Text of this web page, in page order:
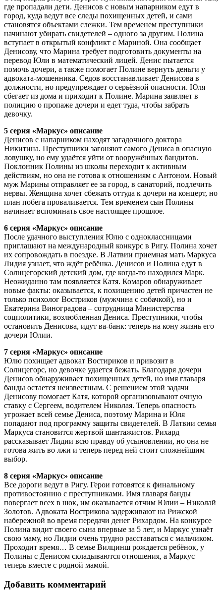
где пропадали дети. Денисов с новым напарником едут в
город, куда ведут все следы похищенных детей, и сами
становятся объектами слежки. Тем временем преступники
начинают убирать свидетелей – одного за другим. Полина
вступает в открытый конфликт с Мариной. Она сообщает
Денисову, что Марина требует подготовить документы на
перевод Юли в математический лицей. Денис пытается
помочь дочери, а также помогает Полине вернуть деньги у
адвоката-мошенника. Седов восстанавливает Денисова в
должности, но предупреждает о серьёзной опасности. Юля
сбегает из дома и приходит к Полине. Марина заявляет в
полицию о пропаже дочери и едет туда, чтобы забрать
девочку.
5 серия «Маркус» описание
Денисов с напарником находят загадочного доктора
Никитина. Преступники загоняют самого Дениса в опасную
ловушку, но ему удаётся уйти от вооружённых бандитов.
Поклонник Полины из школы переходит к активным
действиям, но она не готова к отношениям с Антоном. Новый
муж Марины отправляет ее за город, в санаторий, подлечить
нервы. Женщина хочет сбежать оттуда к дочери на концерт, но
план побега проваливается. Тем временем сын Полины
начинает вспоминать свое настоящее прошлое.
6 серия «Маркус» описание
После удачного выступления Юлю с одноклассницами
приглашают на международный конкурс в Ригу. Полина хочет
их сопровождать в поездке. В Латвии приемная мать Маркуса
Лидия узнает, что ждёт ребёнка. Денисов и Полина едут в
Солнцегорский детский дом, где когда-то находился Марк.
Неожиданно там появляется Катя. Комаров обнаруживает
новые факты: оказывается, к похищению детей причастен не
только психолог Востриков (мужчина с собачкой), но и
Екатерина Виноградова – сотрудница Министерства
соцполитики, возлюбленная Дениса. Преступники, чтобы
остановить Денисова, идут ва-банк: теперь на кону жизнь его
дочери Юлии.
7 серия «Маркус» описание
Юлю похищает адвокат Востириков и привозит в
Солнцегорс, но девочке удается бежать. Благодаря дочери
Денисов обнаруживает похищенных детей, но имя главаря
банды остается неизвестным. С решением этой задачи
Денисову помогает Катя, которой организовывают очную
ставку с Сергеем, водителем Николая. Теперь опасность
угрожает всей семье Дениса, поэтому Марина и Юля
попадают под программу защиты свидетелей. В Латвии семья
Маркуса становится жертвой шантажистов. Рихард
рассказывает Лидии всю правду об усыновлении, но она не
готова жить во лжи и теперь перед ней стоит сложнейшим
выбор.
8 серия «Маркус» описание
Все дороги ведут в Ригу. Герои готовятся к финальному
противостоянию с преступниками. Имя главаря банды
повергает всех в шок, им оказывается отчим Юлии – Николай
Золотов. Адвоката Вострикова задерживают на Рижской
набережной во время передачи денег Рихардом. На конкурсе
Полина видит своего сына впервые за 5 лет, и Маркус узнаёт
свою маму, но Лидии очень трудно расставаться с мальчиком.
Проходит время… В семье Вилцинш рождается ребёнок, у
Полины с Денисом складываются отношения, а Маркус
теперь вместе с родной мамой.
Добавить комментарий